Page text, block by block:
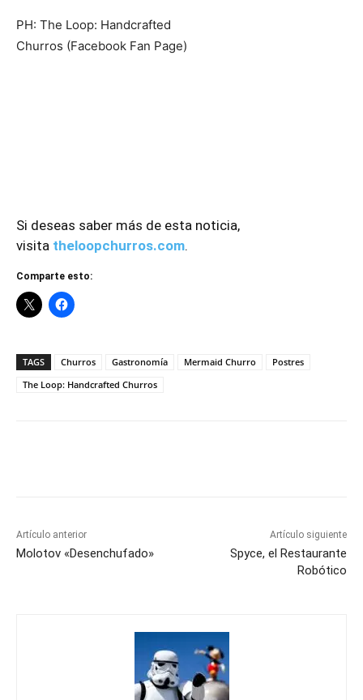
PH: The Loop: Handcrafted
Churros (Facebook Fan Page)
Si deseas saber más de esta noticia,
visita theloopchurros.com.
Comparte esto:
TAGS Churros Gastronomía Mermaid Churro
Postres
The Loop: Handcrafted Churros
Artículo anterior
Molotov «Desenchufado»
Artículo siguiente
Spyce, el Restaurante
Robótico